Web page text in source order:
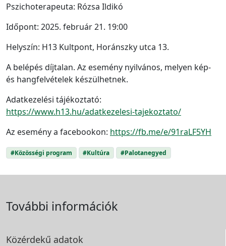
Pszichoterapeuta: Rózsa Ildikó
Időpont: 2025. február 21. 19:00
Helyszín: H13 Kultpont, Horánszky utca 13.
A belépés díjtalan. Az esemény nyilvános, melyen kép-
és hangfelvételek készülhetnek.
Adatkezelési tájékoztató:
https://www.h13.hu/adatkezelesi-tajekoztato/
Az esemény a facebookon: https://fb.me/e/91raLF5YH
#Közösségi program #Kultúra #Palotanegyed
További információk
Közérdekű adatok